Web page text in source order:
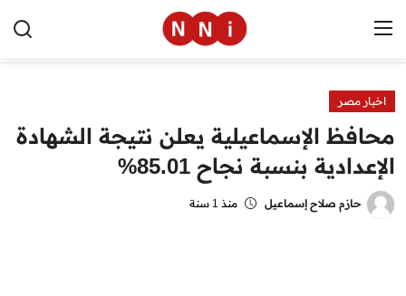
الرئيسية
اخبار مصر
العالم
اخبار مصر
محافظ الإسماعيلية يعلن نتيجة الشهادة
الإعدادية بنسبة نجاح 85.01%
حازم صلاح إسماعيل منذ 1 سنة